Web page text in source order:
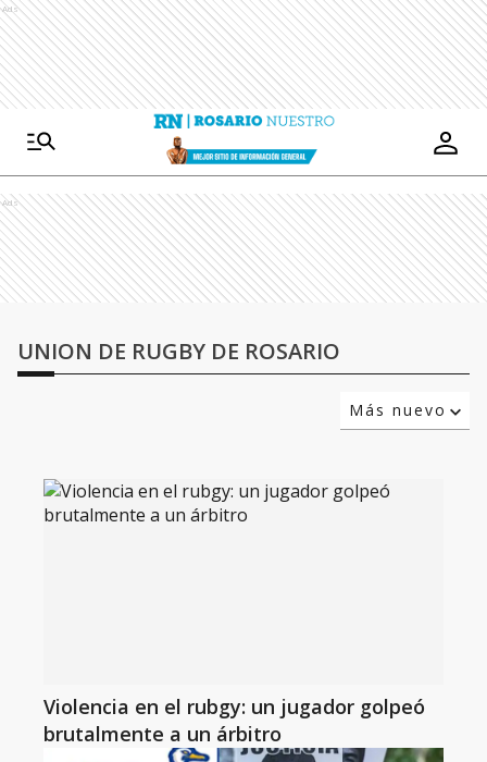
Ads
Ads
UNION DE RUGBY DE ROSARIO
Más nuevo
Violencia en el rubgy: un jugador golpeó
brutalmente a un árbitro